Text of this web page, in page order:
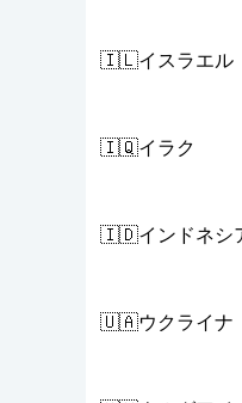
🇮🇱イスラエル
🇮🇶イラク
🇮🇩インドネシ
🇺🇦ウクライナ